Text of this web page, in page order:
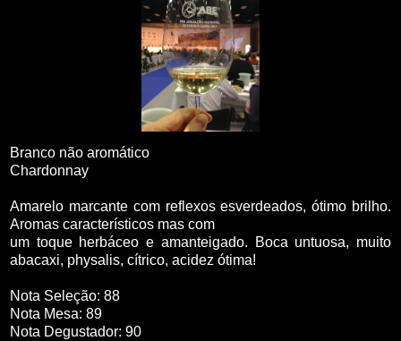
Branco não aromático
Chardonnay
Amarelo marcante com reflexos esverdeados, ótimo brilho.
Aromas característicos mas com
um toque herbáceo e amanteigado. Boca untuosa, muito
abacaxi, physalis, cítrico, acidez ótima!
Nota Seleção: 88
Nota Mesa: 89
Nota Degustador: 90